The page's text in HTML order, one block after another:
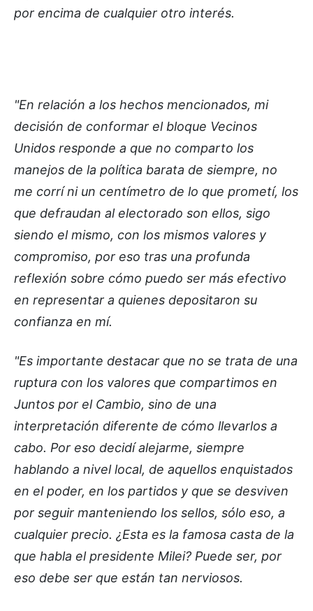
por encima de cualquier otro interés.
"En relación a los hechos mencionados, mi
decisión de conformar el bloque Vecinos
Unidos responde a que no comparto los
manejos de la política barata de siempre, no
me corrí ni un centímetro de lo que prometí, los
que defraudan al electorado son ellos, sigo
siendo el mismo, con los mismos valores y
compromiso, por eso tras una profunda
reflexión sobre cómo puedo ser más efectivo
en representar a quienes depositaron su
confianza en mí.
"Es importante destacar que no se trata de una
ruptura con los valores que compartimos en
Juntos por el Cambio, sino de una
interpretación diferente de cómo llevarlos a
cabo. Por eso decidí alejarme, siempre
hablando a nivel local, de aquellos enquistados
en el poder, en los partidos y que se desviven
por seguir manteniendo los sellos, sólo eso, a
cualquier precio. ¿Esta es la famosa casta de la
que habla el presidente Milei? Puede ser, por
eso debe ser que están tan nerviosos.